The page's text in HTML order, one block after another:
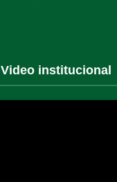
Video institucional